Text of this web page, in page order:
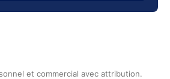
et commercial avec attribution.